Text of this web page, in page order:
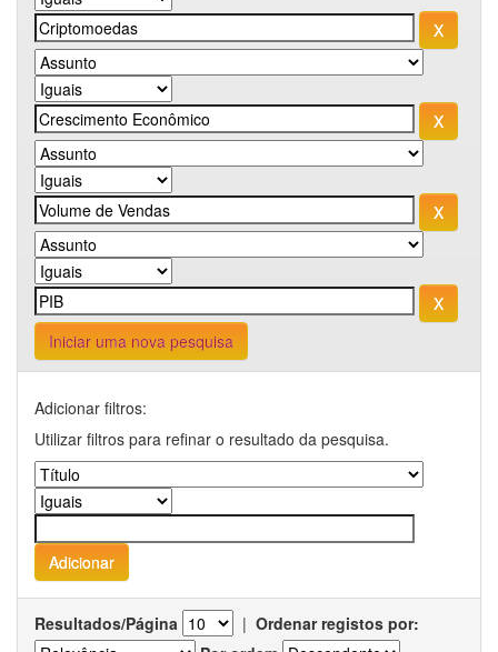
Iniciar uma nova pesquisa
Adicionar filtros:
Utilizar filtros para refinar o resultado da pesquisa.
Resultados/Página | Ordenar registos por: